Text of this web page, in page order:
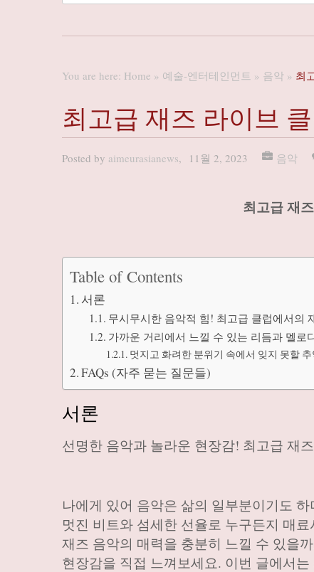
You are here: Home » 예술-엔터테인먼트 » 음악 » 최
최고급 재즈 라이브
Posted by aimeurasianews, 11월 2, 2023 음악
최고급 재
Table of Contents
서론
무시무시한 음악적 힘! 최고급 클럽에서의
가까운 거리에서 느낄 수 있는 리듬과 멜로
멋지고 화려한 분위기 속에서 잊지 못할
FAQs (자주 묻는 질문들)
서론
선명한 음악과 놀라운 현장감! 최고급 재
나에게 있어 음악은 삶의 일부분이기도
멋진 비트와 섬세한 선율로 누구든지 매
재즈 음악의 매력을 충분히 느낄 수 있을
현장감을 직접 느껴보세요. 이번 글에서